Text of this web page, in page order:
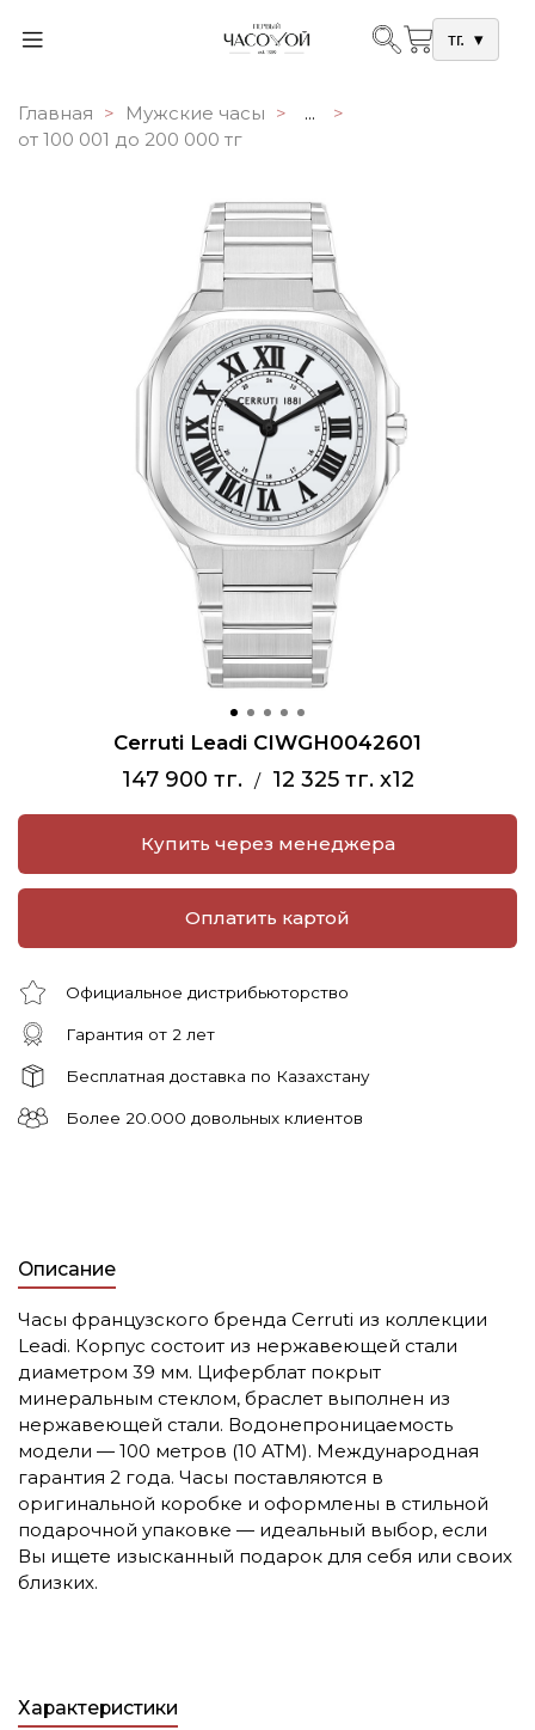
тг. ▾
Главная Мужские часы
...
от 100 001 до 200 000 тг
Cerruti Leadi CIWGH0042601
147 900 тг. / 12 325 тг. x12
Купить через менеджера
Оплатить картой
Официальное дистрибьюторство
Гарантия от 2 лет
Бесплатная доставка по Казахстану
Более 20.000 довольных клиентов
Описание
Часы французского бренда Cerruti из коллекции
Leadi. Корпус состоит из нержавеющей стали
диаметром 39 мм. Циферблат покрыт
минеральным стеклом, браслет выполнен из
нержавеющей стали. Водонепроницаемость
модели — 100 метров (10 АТМ). Международная
гарантия 2 года. Часы поставляются в
оригинальной коробке и оформлены в стильной
подарочной упаковке — идеальный выбор, если
Вы ищете изысканный подарок для себя или своих
близких.
Характеристики